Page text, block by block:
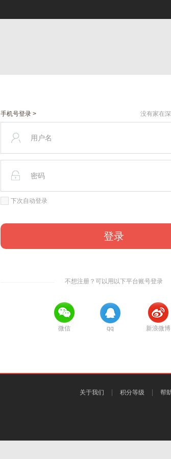
手机号登录 > 没有家在
下次自动登录
登录
不想注册？可以用以下平台账号登录
微信 qq 新浪微博
关于我们 积分等级 帮